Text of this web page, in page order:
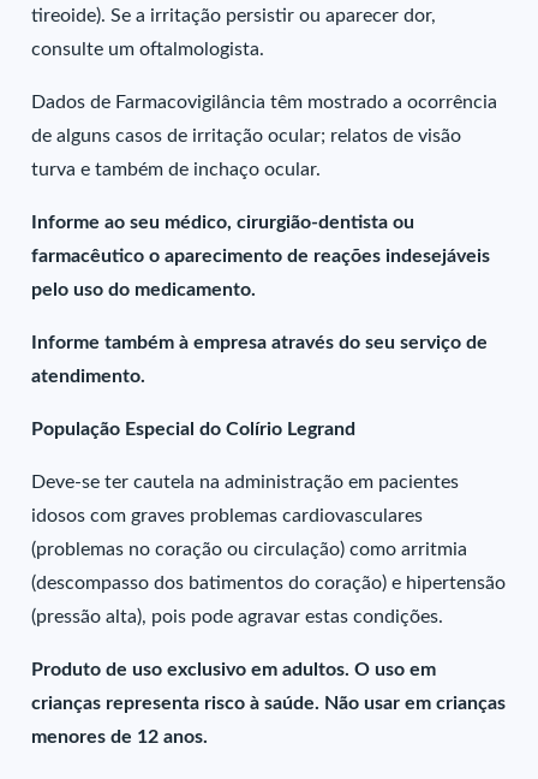
tireoide). Se a irritação persistir ou aparecer dor,
consulte um oftalmologista.
Dados de Farmacovigilância têm mostrado a ocorrência
de alguns casos de irritação ocular; relatos de visão
turva e também de inchaço ocular.
Informe ao seu médico, cirurgião-dentista ou
farmacêutico o aparecimento de reações indesejáveis
pelo uso do medicamento.
Informe também à empresa através do seu serviço de
atendimento.
População Especial do Colírio Legrand
Deve-se ter cautela na administração em pacientes
idosos com graves problemas cardiovasculares
(problemas no coração ou circulação) como arritmia
(descompasso dos batimentos do coração) e hipertensão
(pressão alta), pois pode agravar estas condições.
Produto de uso exclusivo em adultos. O uso em
crianças representa risco à saúde. Não usar em crianças
menores de 12 anos.